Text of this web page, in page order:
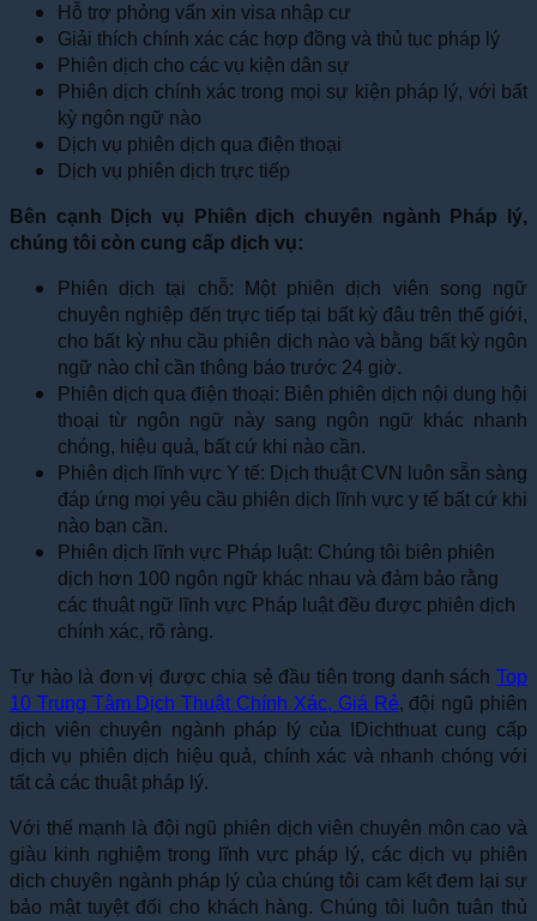
Hỗ trợ phỏng vấn xin visa nhập cư
Giải thích chính xác các hợp đồng và thủ tục pháp lý
Phiên dịch cho các vụ kiện dân sự
Phiên dịch chính xác trong mọi sự kiện pháp lý, với bất
kỳ ngôn ngữ nào
Dịch vụ phiên dịch qua điện thoại
Dịch vụ phiên dịch trực tiếp
Bên cạnh Dịch vụ Phiên dịch chuyên ngành Pháp lý,
chúng tôi còn cung cấp dịch vụ:
Phiên dịch tại chỗ: Một phiên dịch viên song ngữ
chuyên nghiệp đến trực tiếp tại bất kỳ đâu trên thế giới,
cho bất kỳ nhu cầu phiên dịch nào và bằng bất kỳ ngôn
ngữ nào chỉ cần thông báo trước 24 giờ.
Phiên dịch qua điện thoại: Biên phiên dịch nội dung hội
thoại từ ngôn ngữ này sang ngôn ngữ khác nhanh
chóng, hiệu quả, bất cứ khi nào cần.
Phiên dịch lĩnh vực Y tế: Dịch thuật CVN luôn sẵn sàng
đáp ứng mọi yêu cầu phiên dịch lĩnh vực y tế bất cứ khi
nào bạn cần.
Phiên dịch lĩnh vực Pháp luật: Chúng tôi biên phiên
dịch hơn 100 ngôn ngữ khác nhau và đảm bảo rằng
các thuật ngữ lĩnh vực Pháp luật đều được phiên dịch
chính xác, rõ ràng.
Tự hào là đơn vị được chia sẻ đầu tiên trong danh sách Top
10 Trung Tâm Dịch Thuật Chính Xác, Giá Rẻ, đội ngũ phiên
dịch viên chuyên ngành pháp lý của IDichthuat cung cấp
dịch vụ phiên dịch hiệu quả, chính xác và nhanh chóng với
tất cả các thuật pháp lý.
Với thế mạnh là đội ngũ phiên dịch viên chuyên môn cao và
giàu kinh nghiệm trong lĩnh vực pháp lý, các dịch vụ phiên
dịch chuyên ngành pháp lý của chúng tôi cam kết đem lại sự
bảo mật tuyệt đối cho khách hàng. Chúng tôi luôn tuân thủ